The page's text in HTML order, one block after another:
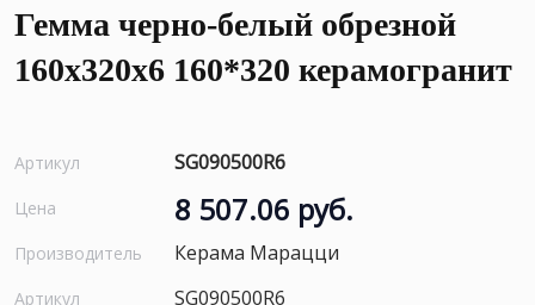
Гемма черно-белый обрезной
160х320х6 160*320 керамогранит
Артикул SG090500R6
Цена 8 507.06 руб.
Производитель Керама Марацци
Артикул SG090500R6